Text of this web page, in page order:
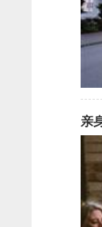
亲